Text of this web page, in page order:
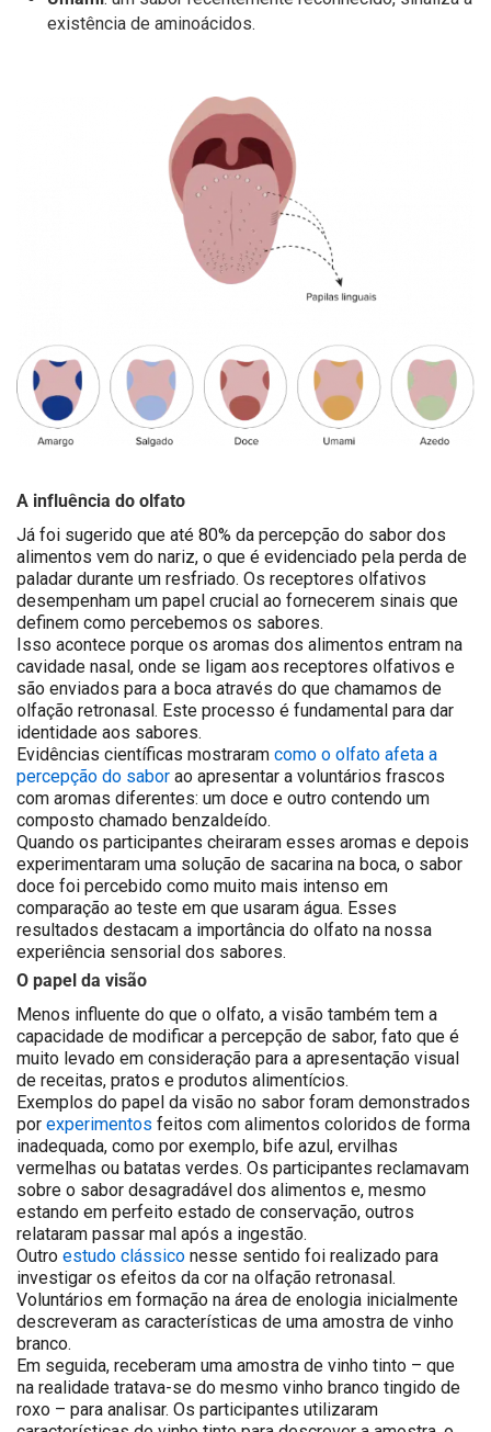
existência de aminoácidos.
A influência do olfato
Já foi sugerido que até 80% da percepção do sabor dos
alimentos vem do nariz, o que é evidenciado pela perda de
paladar durante um resfriado. Os receptores olfativos
desempenham um papel crucial ao fornecerem sinais que
definem como percebemos os sabores.
Isso acontece porque os aromas dos alimentos entram na
cavidade nasal, onde se ligam aos receptores olfativos e
são enviados para a boca através do que chamamos de
olfação retronasal. Este processo é fundamental para dar
identidade aos sabores.
Evidências científicas mostraram como o olfato afeta a
percepção do sabor ao apresentar a voluntários frascos
com aromas diferentes: um doce e outro contendo um
composto chamado benzaldeído.
Quando os participantes cheiraram esses aromas e depois
experimentaram uma solução de sacarina na boca, o sabor
doce foi percebido como muito mais intenso em
comparação ao teste em que usaram água. Esses
resultados destacam a importância do olfato na nossa
experiência sensorial dos sabores.
O papel da visão
Menos influente do que o olfato, a visão também tem a
capacidade de modificar a percepção de sabor, fato que é
muito levado em consideração para a apresentação visual
de receitas, pratos e produtos alimentícios.
Exemplos do papel da visão no sabor foram demonstrados
por experimentos feitos com alimentos coloridos de forma
inadequada, como por exemplo, bife azul, ervilhas
vermelhas ou batatas verdes. Os participantes reclamavam
sobre o sabor desagradável dos alimentos e, mesmo
estando em perfeito estado de conservação, outros
relataram passar mal após a ingestão.
Outro estudo clássico nesse sentido foi realizado para
investigar os efeitos da cor na olfação retronasal.
Voluntários em formação na área de enologia inicialmente
descreveram as características de uma amostra de vinho
branco.
Em seguida, receberam uma amostra de vinho tinto – que
na realidade tratava-se do mesmo vinho branco tingido de
roxo – para analisar. Os participantes utilizaram